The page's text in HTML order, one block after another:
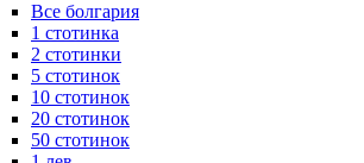
Все болгария
1 стотинка
2 стотинки
5 стотинок
10 стотинок
20 стотинок
50 стотинок